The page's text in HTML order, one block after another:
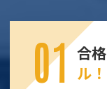
合
ル！